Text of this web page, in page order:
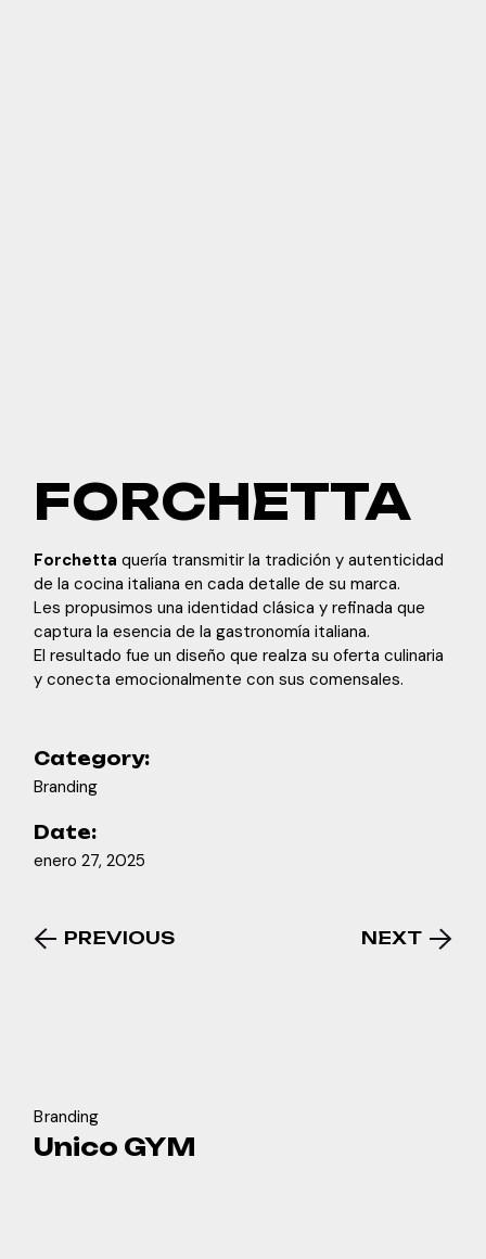
FORCHETTA
Forchetta quería transmitir la tradición y autenticidad
de la cocina italiana en cada detalle de su marca.
Les propusimos una identidad clásica y refinada que
captura la esencia de la gastronomía italiana.
El resultado fue un diseño que realza su oferta culinaria
y conecta emocionalmente con sus comensales.
Category:
Branding
Date:
enero 27, 2025
PREVIOUS NEXT
Branding
Unico GYM